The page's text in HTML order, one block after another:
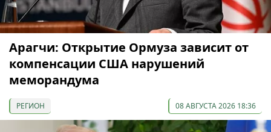
Арагчи: Открытие Ормуза зависит от
компенсации США нарушений
меморандума
РЕГИОН 08 АВГУСТА 2026 18:36